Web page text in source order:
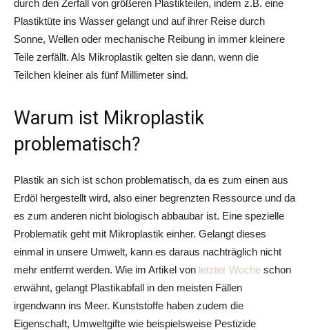
durch den Zerfall von größeren Plastikteilen, indem z.B. eine
Plastiktüte ins Wasser gelangt und auf ihrer Reise durch
Sonne, Wellen oder mechanische Reibung in immer kleinere
Teile zerfällt. Als Mikroplastik gelten sie dann, wenn die
Teilchen kleiner als fünf Millimeter sind.
Warum ist Mikroplastik
problematisch?
Plastik an sich ist schon problematisch, da es zum einen aus
Erdöl hergestellt wird, also einer begrenzten Ressource und da
es zum anderen nicht biologisch abbaubar ist. Eine spezielle
Problematik geht mit Mikroplastik einher. Gelangt dieses
einmal in unsere Umwelt, kann es daraus nachträglich nicht
mehr entfernt werden. Wie im Artikel von letzter Woche schon
erwähnt, gelangt Plastikabfall in den meisten Fällen
irgendwann ins Meer. Kunststoffe haben zudem die
Eigenschaft, Umweltgifte wie beispielsweise Pestizide